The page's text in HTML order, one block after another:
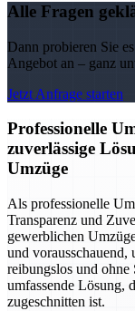
Alle Fragen
Dann probieren Sie
Angebot an – ganz
Jetzt Anfrage starten
Professionelle
zuverlässige
Umzüge
Als professionelle
Transparenz und
gewerblichen
und vorausschauend,
reibungslos und
umfassende Lösung,
zugeschnitten ist.